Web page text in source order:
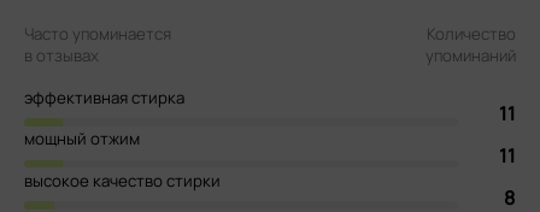
Часто упоминается
в отзывах
Количество
упоминаний
эффективная стирка
11
мощный отжим
11
высокое качество стирки
8